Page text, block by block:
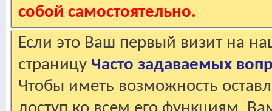
собой самостоятельно.
Если это Ваш первый визит на
страницу Часто задаваемых
Чтобы иметь возможность